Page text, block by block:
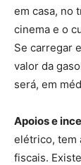
em casa, no
cinema e o
Se carregar
valor da
será, em
Apoios e
elétrico, tem
fiscais.